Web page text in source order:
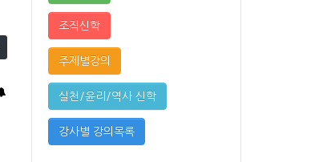
조직신학
주제별강의
실천/윤리/역사 신학
강사별 강의목록